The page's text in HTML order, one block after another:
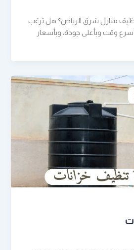
منازل شرق الرياض؟ هل ترغب
وقت وبأعلى جودة، وبأسعار